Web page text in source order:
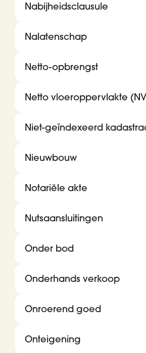
Nabijheidsclausule
Nalatenschap
Netto-opbrengst
Netto vloeroppervlakte
Niet-geïndexeerd
Nieuwbouw
Notariële akte
Nutsaansluitingen
Onder bod
Onderhands verkoop
Onroerend goed
Onteigening